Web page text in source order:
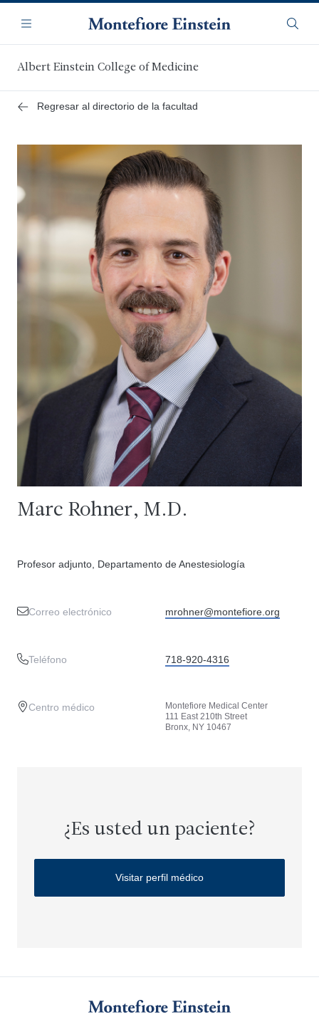
contenido
principal
Navegación
Menú
Albert Einstein College of Medicine
Regresar al directorio de la facultad
Marc Rohner, M.D.
Profesor adjunto, Departamento de Anestesiología
Correo electrónico mrohner@montefiore.org
Teléfono 718-920-4316
Centro médico
Montefiore Medical Center
111 East 210th Street
Bronx, NY 10467
¿Es usted un paciente?
Visitar perfil médico